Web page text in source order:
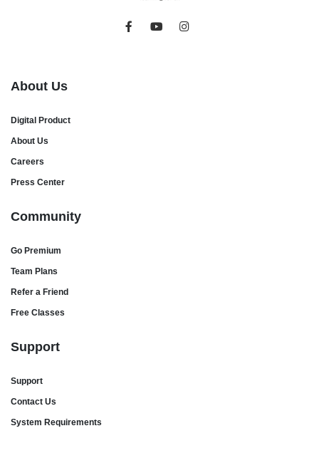
About Us
Digital Product
About Us
Careers
Press Center
Community
Go Premium
Team Plans
Refer a Friend
Free Classes
Support
Support
Contact Us
System Requirements